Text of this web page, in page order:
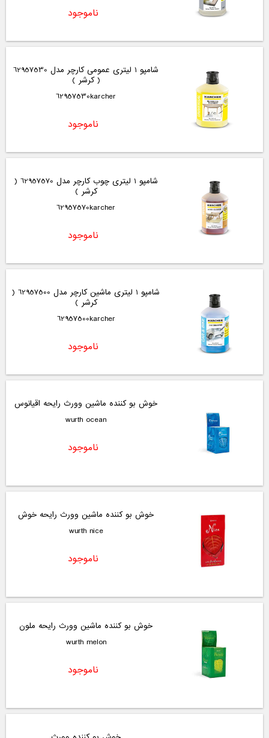
ناموجود
شامپو 1 لیتری عمومی کارچر مدل 62957530
( کرشر )
62957530karcher
ناموجود
شامپو 1 لیتری چوب کارچر مدل 62957570 (
کرشر )
62957570karcher
ناموجود
شامپو 1 لیتری ماشین کارچر مدل 62957500 (
کرشر )
62957500karcher
ناموجود
خوش بو کننده ماشین وورث رایحه اقیانوس
wurth ocean
ناموجود
خوش بو کننده ماشین وورث رایحه خوش
wurth nice
ناموجود
خوش بو کننده ماشین وورث رایحه ملون
wurth melon
ناموجود